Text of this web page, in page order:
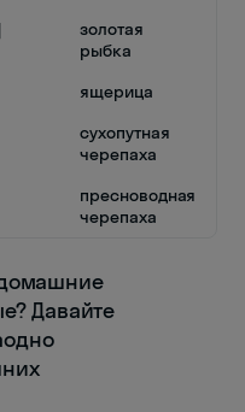
золотая
рыбка
ящерица
сухопутная
черепаха
пресноводная
черепаха
домашние
Давайте